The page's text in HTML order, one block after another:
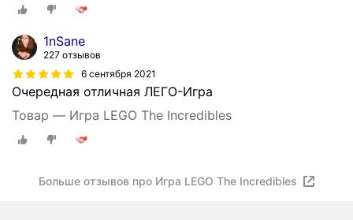
1nSane
227 отзывов
6 сентября 2021
Очередная отличная ЛЕГО-Игра
Товар — Игра LEGO The Incredibles
Больше отзывов про Игра LEGO The Incredibles